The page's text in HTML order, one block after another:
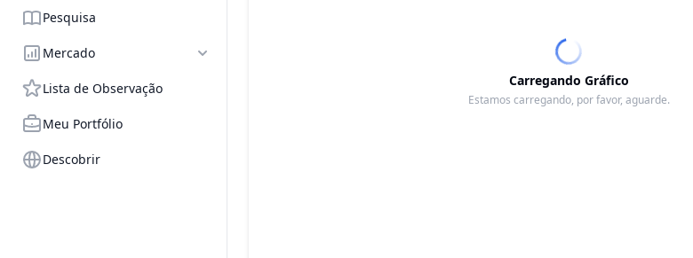
Pesquisa
Mercado
Lista de Observação
Meu Portfólio
Descobrir
Carregando Gráfico
Estamos carregando, por favor, aguarde.